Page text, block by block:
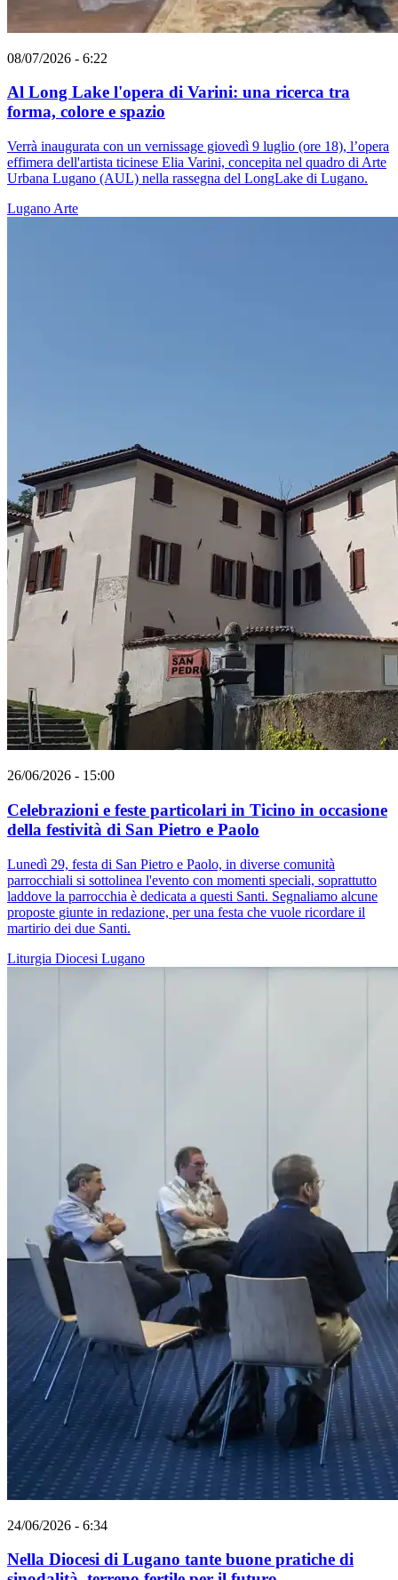
08/07/2026 - 6:22
Al Long Lake l'opera di Varini: una ricerca tra
forma, colore e spazio
Verrà inaugurata con un vernissage giovedì 9 luglio (ore 18), l’opera
effimera dell'artista ticinese Elia Varini, concepita nel quadro di Arte
Urbana Lugano (AUL) nella rassegna del LongLake di Lugano.
Lugano Arte
26/06/2026 - 15:00
Celebrazioni e feste particolari in Ticino in occasione
della festività di San Pietro e Paolo
Lunedì 29, festa di San Pietro e Paolo, in diverse comunità
parrocchiali si sottolinea l'evento con momenti speciali, soprattutto
laddove la parrocchia è dedicata a questi Santi. Segnaliamo alcune
proposte giunte in redazione, per una festa che vuole ricordare il
martirio dei due Santi.
Liturgia Diocesi Lugano
24/06/2026 - 6:34
Nella Diocesi di Lugano tante buone pratiche di